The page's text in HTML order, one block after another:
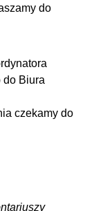
do
do Biura
czekamy do